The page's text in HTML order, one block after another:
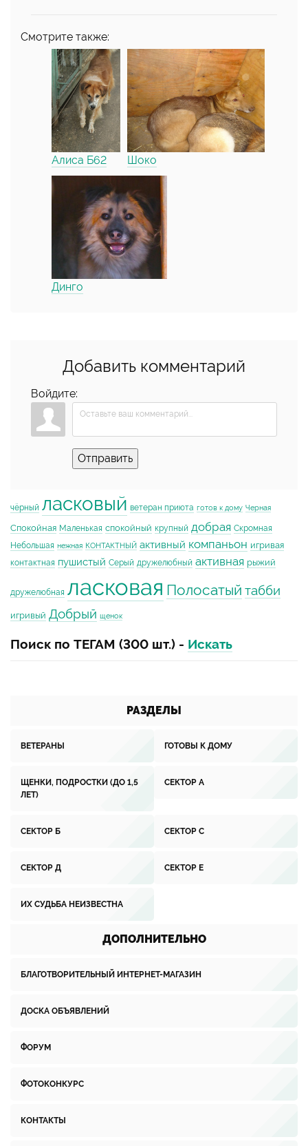
Смотрите также:
Алиса Б62 Шоко
Динго
Добавить комментарий
Войдите:
Отправить
чёрный ласковый ветеран приюта готов к дому Черная
Спокойная Маленькая спокойный крупный добрая Скромная
Небольшая нежная КОНТАКТНЫЙ активный компаньон игривая
контактная пушистый Серый дружелюбный активная рыжий
дружелюбная ласковая Полосатый табби
игривый Добрый щенок
Поиск по ТЕГАМ (300 шт.) - Искать
РАЗДЕЛЫ
ВЕТЕРАНЫ ГОТОВЫ К ДОМУ
ЩЕНКИ, ПОДРОСТКИ (ДО 1,5
ЛЕТ)
СЕКТОР А
СЕКТОР Б СЕКТОР С
СЕКТОР Д СЕКТОР Е
ИХ СУДЬБА НЕИЗВЕСТНА
ДОПОЛНИТЕЛЬНО
БЛАГОТВОРИТЕЛЬНЫЙ ИНТЕРНЕТ-МАГАЗИН
ДОСКА ОБЪЯВЛЕНИЙ
ФОРУМ
ФОТОКОНКУРС
КОНТАКТЫ